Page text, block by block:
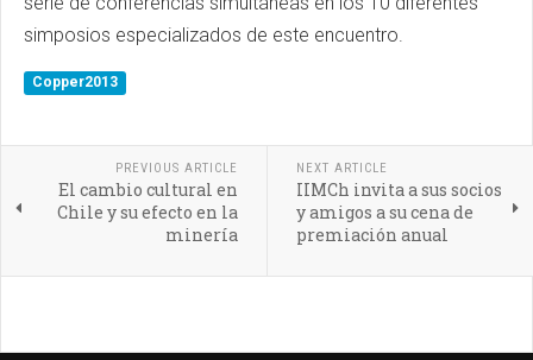
simposios especializados de este encuentro.
Copper2013
PREVIOUS ARTICLE
El cambio cultural en
Chile y su efecto en la
minería
NEXT ARTICLE
IIMCh invita a sus socios
y amigos a su cena de
premiación anual